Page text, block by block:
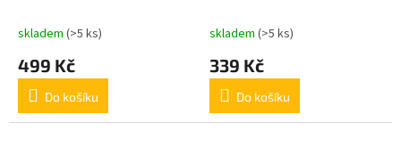
skladem (>5 ks)
499 Kč
Do košíku
skladem (>5 ks)
339 Kč
Do košíku